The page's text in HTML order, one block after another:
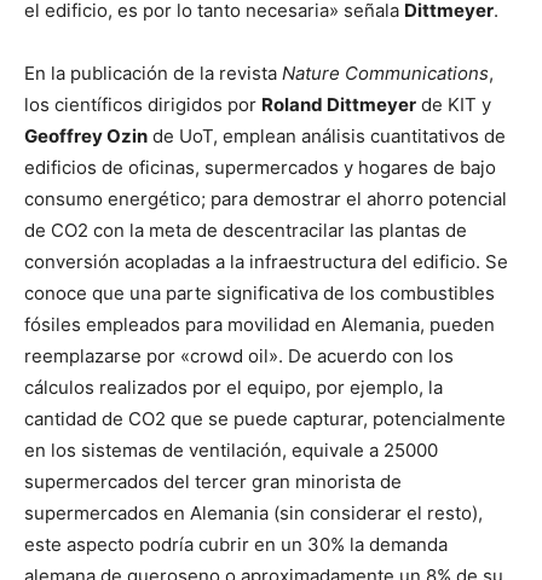
el edificio, es por lo tanto necesaria» señala Dittmeyer.
En la publicación de la revista Nature Communications,
los científicos dirigidos por Roland Dittmeyer de KIT y
Geoffrey Ozin de UoT, emplean análisis cuantitativos de
edificios de oficinas, supermercados y hogares de bajo
consumo energético; para demostrar el ahorro potencial
de CO2 con la meta de descentracilar las plantas de
conversión acopladas a la infraestructura del edificio. Se
conoce que una parte significativa de los combustibles
fósiles empleados para movilidad en Alemania, pueden
reemplazarse por «crowd oil». De acuerdo con los
cálculos realizados por el equipo, por ejemplo, la
cantidad de CO2 que se puede capturar, potencialmente
en los sistemas de ventilación, equivale a 25000
supermercados del tercer gran minorista de
supermercados en Alemania (sin considerar el resto),
este aspecto podría cubrir en un 30% la demanda